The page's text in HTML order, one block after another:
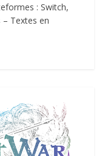
: Switch,
– Textes en